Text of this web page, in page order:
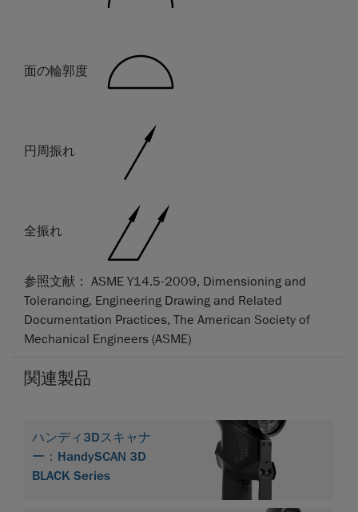
面の輪郭度
円周振れ
全振れ
参照文献： ASME Y14.5-2009, Dimensioning and
Tolerancing, Engineering Drawing and Related
Documentation Practices, The American Society of
Mechanical Engineers (ASME)
関連製品
ハンディ3Dスキャナ
ー：HandySCAN 3D
BLACK Series